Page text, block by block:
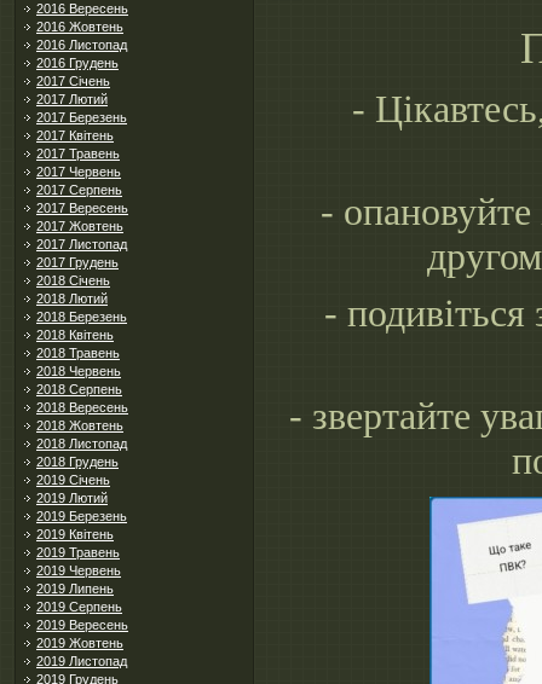
2016 Вересень
2016 Жовтень
2016 Листопад
2016 Грудень
2017 Січень
2017 Лютий
2017 Березень
2017 Квітень
2017 Травень
2017 Червень
2017 Серпень
2017 Вересень
2017 Жовтень
2017 Листопад
2017 Грудень
2018 Січень
2018 Лютий
2018 Березень
2018 Квітень
2018 Травень
2018 Червень
2018 Серпень
2018 Вересень
2018 Жовтень
2018 Листопад
2018 Грудень
2019 Січень
2019 Лютий
2019 Березень
2019 Квітень
2019 Травень
2019 Червень
2019 Липень
2019 Серпень
2019 Вересень
2019 Жовтень
2019 Листопад
2019 Грудень
-
- опановуйте
-
- звертайте